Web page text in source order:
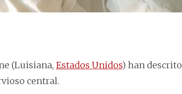
(Luisiana, Estados Unidos) han descrito
central.